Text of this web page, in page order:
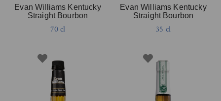
Evan Williams Kentucky
Straight Bourbon
70 cl
Evan Williams Kentucky
Straight Bourbon
35 cl